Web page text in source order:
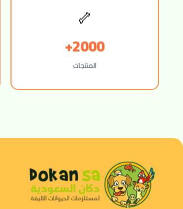
🦴
2000+
المنتجات